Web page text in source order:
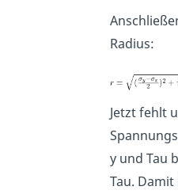
Radius:
Jetzt fehlt
y und Tau
Tau.